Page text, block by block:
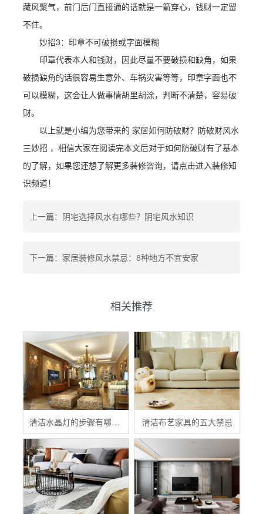
藏风聚气，前门后门直接通的话就是一箭穿心，钱财一定留
不住。
妙招3：印章不可破损或字面模糊
印章代表本人和钱财，因此尽量不要破损和缺角，如果
破损缺角的话很容易生意外、车祸灾害等等，印章字面也不
可以模糊，这会让人做事情胡里胡涂，判断不清楚，容易破
财。
以上就是小编为您带来的 家居如何防破财？防破财风水
三妙招 ，相信大家在阅读完本文后对于如何防破财有了基本
的了解，如果您还想了解更多装修咨询，请点击进入装修知
识频道！
上一篇：阴宅选择风水有哪些？阴宅风水知识
下一篇：家居装修风水禁忌：8种地方不宜安家
相关推荐
清洁水晶灯的步骤有哪些？ 清洁布艺家具的五大禁忌